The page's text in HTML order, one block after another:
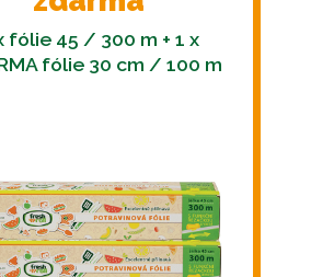
fólie 45 / 300 m + 1 x
fólie 30 cm / 100 m